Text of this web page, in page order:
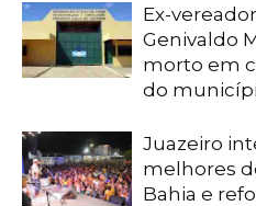
Ex-
Genivaldo
morto em
do
Juazeiro
melhores
Bahia e